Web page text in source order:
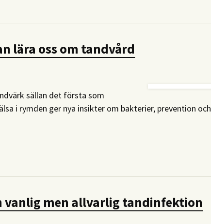
lära oss om tandvård
sällan det första som
i rymden ger nya insikter om bakterier, prevention och
vanlig men allvarlig tandinfektion